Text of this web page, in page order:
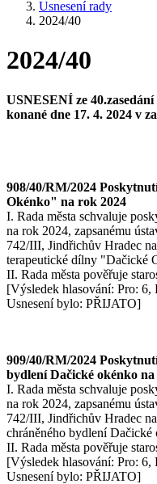
Usnesení rady
2024/40
2024/40
USNESENÍ ze
konané dne 17. 4. 2024 v
908/40/RM/2024
Okénko" na rok 2024
I. Rada města schvaluje
na rok 2024, zapsanému
742/III, Jindřichův Hradec
terapeutické dílny "Dačické
II. Rada města pověřuje
[Výsledek hlasování: Pro: 6,
Usnesení bylo: PŘIJATO]
909/40/RM/2024
bydlení Dačické okénko
I. Rada města schvaluje
na rok 2024, zapsanému
742/III, Jindřichův Hradec
chráněného bydlení Dačické
II. Rada města pověřuje
[Výsledek hlasování: Pro: 6,
Usnesení bylo: PŘIJATO]